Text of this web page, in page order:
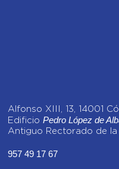
Alfonso XIII, 13, 14001
Edificio Pedro López de
Antiguo Rectorado de la
957 49 17 67